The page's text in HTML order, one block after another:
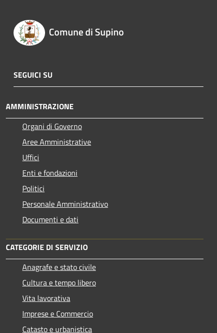
Comune di Supino
SEGUICI SU
AMMINISTRAZIONE
Organi di Governo
Aree Amministrative
Uffici
Enti e fondazioni
Politici
Personale Amministrativo
Documenti e dati
CATEGORIE DI SERVIZIO
Anagrafe e stato civile
Cultura e tempo libero
Vita lavorativa
Imprese e Commercio
Catasto e urbanistica